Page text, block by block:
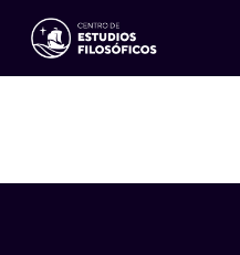
Eventos